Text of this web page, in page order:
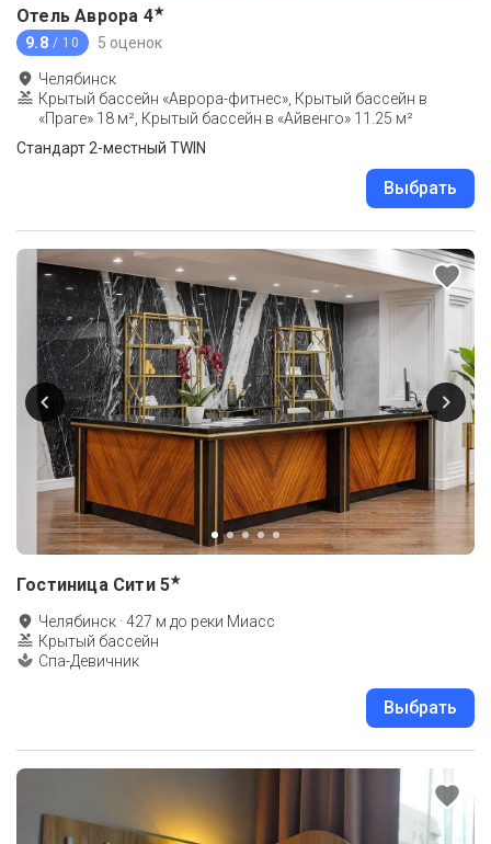
Отель Аврора 4★
9.8 / 10 5 оценок
Челябинск
Крытый бассейн «Аврора-фитнес», Крытый бассейн в
«Праге» 18 м², Крытый бассейн в «Айвенго» 11.25 м²
Стандарт 2-местный TWIN
Выбрать
Гостиница Сити 5★
Челябинск ·427 м до реки Миасс
Крытый бассейн
Спа-Девичник
Выбрать